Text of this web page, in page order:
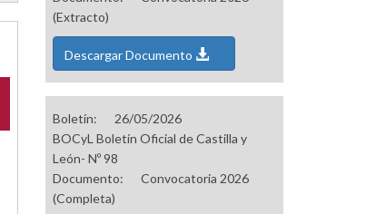
(Extracto)
Descargar Documento
Boletín:
26/05/2026
BOCyL Boletín Oficial de Castilla y
León- Nº 98
Documento:
Convocatoria 2026
(Completa)